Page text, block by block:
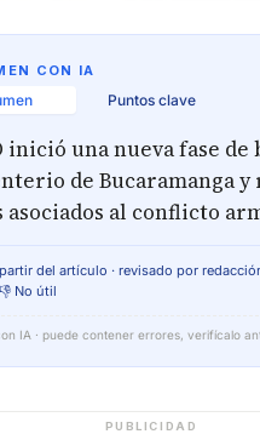
CON IA
Puntos clave
inició una nueva fase de
de Bucaramanga y
asociados al conflicto
del artículo · revisado por
👎 No útil
IA · puede contener errores, verifícalo
PUBLICIDAD